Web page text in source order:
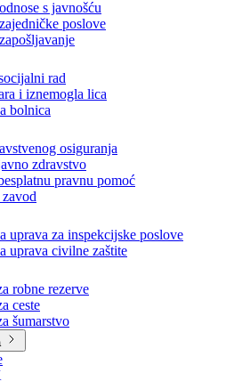
s javnošću
poslove
rad
i iznemogla lica
bolnica
osiguranja
zdravstvo
pravnu pomoć
zavod
uprava za inspekcijske poslove
uprava civilne zaštite
robne rezerve
ceste
šumarstvo